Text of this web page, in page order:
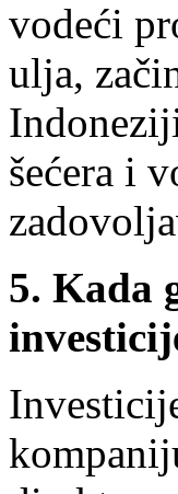
vodeći
ulja,
šećera i
5. Kada